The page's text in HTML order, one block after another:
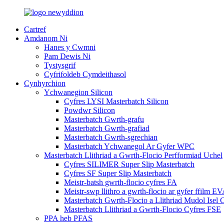
Cartref
Amdanom Ni
Hanes y Cwmni
Pam Dewis Ni
Tystysgrif
Cyfrifoldeb Cymdeithasol
Cynhyrchion
Ychwanegion Silicon
Cyfres LYSI Masterbatch Silicon
Powdwr Silicon
Masterbatch Gwrth-grafu
Masterbatch Gwrth-grafiad
Masterbatch Gwrth-sgrechian
Masterbatch Ychwanegol Ar Gyfer WPC
Masterbatch Llithriad a Gwrth-Flocio Perfformiad Uchel
Cyfres SILIMER Super Slip Masterbatch
Cyfres SF Super Slip Masterbatch
Meistr-batsh gwrth-flocio cyfres FA
Meistr-swp llithro a gwrth-flocio ar gyfer ffilm
Masterbatch Gwrth-Flocio a Llithriad Mudol Isel
Masterbatch Llithriad a Gwrth-Flocio Cyfres FSE
PPA heb PFAS